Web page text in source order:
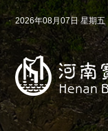
2026年08月07日 星期五
08月
今天( 星期五)
25 ~ 39